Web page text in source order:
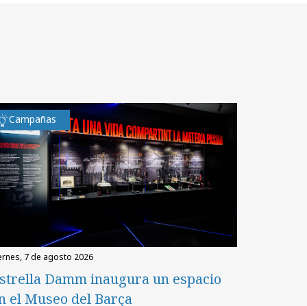
Campañas
7 de agosto 2026
Damm inaugura un espacio
el Museo del Barça